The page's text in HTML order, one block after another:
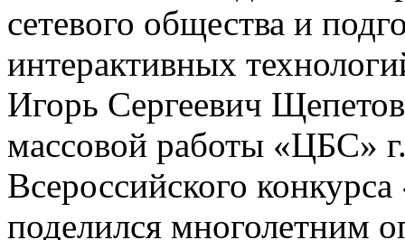
сетевого общества и
интерактивных
Игорь Сергеевич
массовой работы «ЦБС»
Всероссийского
поделился многолетним